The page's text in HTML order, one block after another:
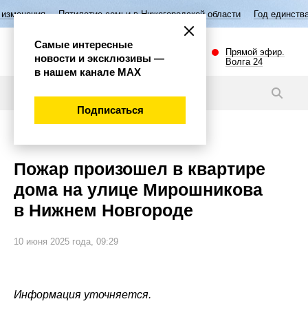
Пятилетие семьи в Нижегородской области Год единства народов
Прямой эфир.
Волга 24
Пожар произошел в квартире
дома на улице Мирошникова
в Нижнем Новгороде
10 июня 2025 года, 09:29
Информация уточняется.
Самые интересные
новости и эксклюзивы —
в нашем канале МАХ
Подписаться